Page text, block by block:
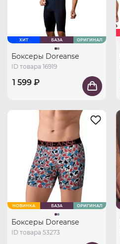
ХИТ БАЗА ОРИГИНАЛ
Боксеры Doreanse
ID товара 16919
1 599 ₽
НОВИНКА БАЗА ОРИГИНАЛ
Боксеры Doreanse
ID товара 53273